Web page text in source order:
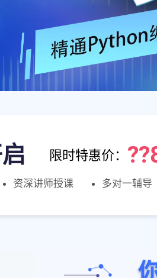
限时特惠价：
资深讲师授课 多对一辅导